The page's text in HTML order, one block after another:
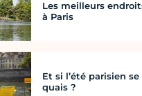
Les meilleurs
à Paris
Et si l’été parisien
quais ?